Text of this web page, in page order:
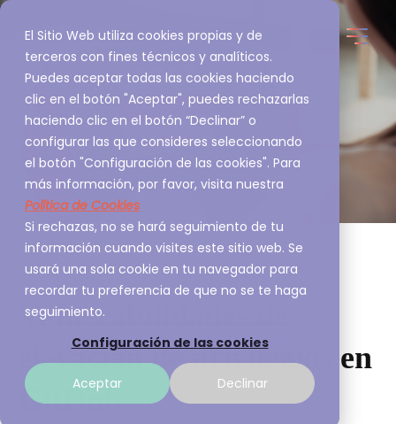
El Sitio Web utiliza cookies propias y de
terceros con fines técnicos y analíticos.
Puedes aceptar todas las cookies haciendo
clic en el botón "Aceptar", puedes rechazarlas
haciendo clic en el botón “Declinar” o
configurar las que consideres seleccionando
el botón "Configuración de las cookies". Para
más información, por favor, visita nuestra
Política de Cookies
Si rechazas, no se hará seguimiento de tu
información cuando visites este sitio web. Se
usará una sola cookie en tu navegador para
recordar tu preferencia de que no se te haga
seguimiento.
Configuración de las cookies
Aceptar Declinar
Vulnerabilidades de
elevación de privilegios en
GitHub